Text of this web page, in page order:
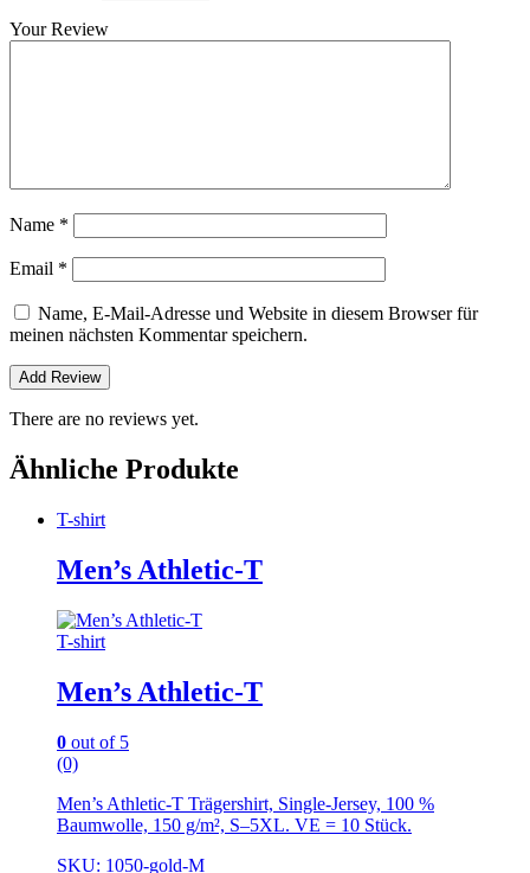
Your Review
Name *
Email *
Name, E-Mail-Adresse und Website in diesem Browser für
meinen nächsten Kommentar speichern.
There are no reviews yet.
Ähnliche Produkte
T-shirt
Men’s Athletic-T
T-shirt
Men’s Athletic-T
0 out of 5
(0)
Men’s Athletic-T Trägershirt, Single-Jersey, 100 %
Baumwolle, 150 g/m², S–5XL. VE = 10 Stück.
SKU: 1050-gold-M